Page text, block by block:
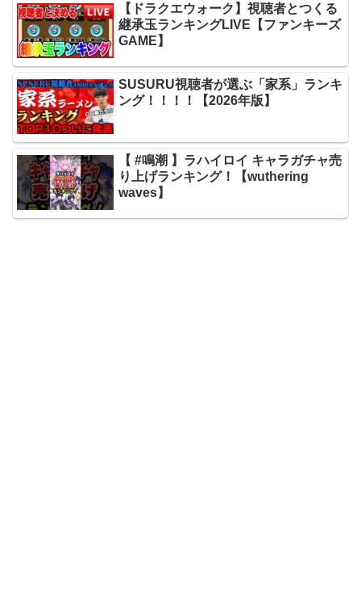
【ドラクエウォーク】視聴者とつくる
継承玉ランキングLIVE【ファンキーズ
GAME】
SUSURU視聴者が選ぶ「家系」ランキ
ング！！！！【2026年版】
【 #鳴潮 】ラハイロイ キャラガチャ売
り上げランキング！【wuthering
waves】